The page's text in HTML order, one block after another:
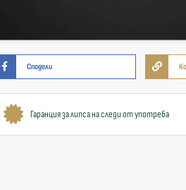
Сподели
Гаранция за липса на следи от употреба